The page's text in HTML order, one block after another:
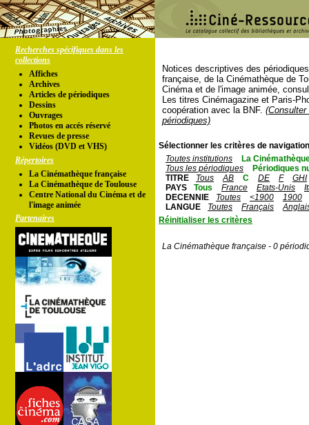
Recherches spécifiques dans les
collections
Affiches
Archives
Articles de périodiques
Dessins
Ouvrages
Photos en accés réservé
Revues de presse
Vidéos (DVD et VHS)
Répertoires
La Cinémathèque française
La Cinémathèque de Toulouse
Centre National du Cinéma et de
l'image animée
Partenaires
Notices descriptives des
française, de la Cinémathèque de
Cinéma et de l'image animée,
Les titres Cinémagazine et Paris-
coopération avec la BNF.
périodiques)
Sélectionner les critères de
Toutes institutions
La
Tous les périodiques
Périodiques
TITRE
Tous AB C DE F
GHI
PAYS
Tous France Etats-Unis
DECENNIE
Toutes <1900
1900
LANGUE
Toutes Français
Réinitialiser les critères
La Cinémathèque française - 0